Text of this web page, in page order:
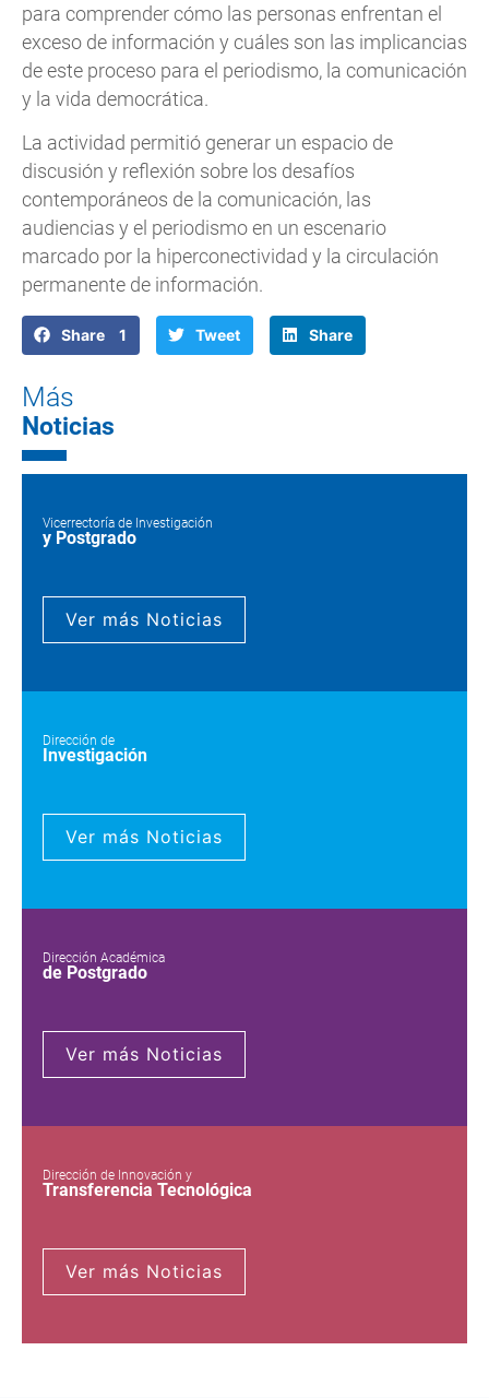
para comprender cómo las personas enfrentan el
exceso de información y cuáles son las implicancias
de este proceso para el periodismo, la comunicación
y la vida democrática.
La actividad permitió generar un espacio de
discusión y reflexión sobre los desafíos
contemporáneos de la comunicación, las
audiencias y el periodismo en un escenario
marcado por la hiperconectividad y la circulación
permanente de información.
Share 1 Tweet Share
Más
Noticias
Vicerrectoría de Investigación
y Postgrado
Ver más Noticias
Dirección de
Investigación
Ver más Noticias
Dirección Académica
de Postgrado
Ver más Noticias
Dirección de Innovación y
Transferencia Tecnológica
Ver más Noticias